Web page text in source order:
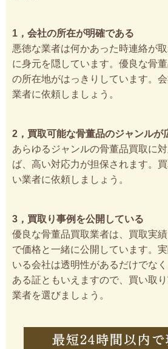
1，会社の所在が明確である
悪徳な業者は何かあった時連絡が
に身元を隠しています。優良な骨
の所在地がはっきりしています。
業者に依頼しましょう。
2，買取可能な骨董品のジャンルが
あらゆるジャンルの骨董品買取に
ば、高い対応力が担保されます。
い業者に依頼しましょう。
3，買取り事例を公開している
優良な骨董品買取業者は、買取実
で価格と一緒に公開しています。
いる会社は透明性があるだけでな
ある証ともいえますので、買い取
業者を選びましょう。